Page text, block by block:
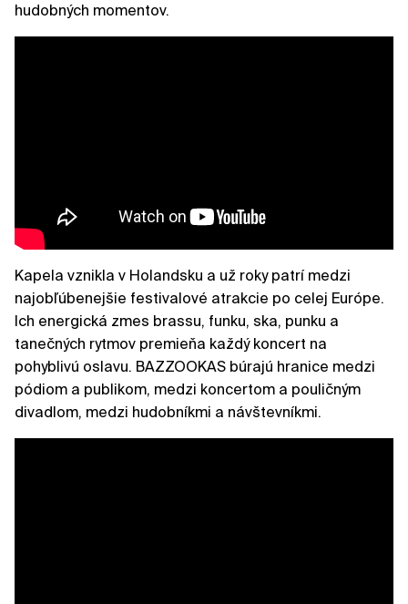
hudobných momentov.
Kapela vznikla v Holandsku a už roky patrí medzi
najobľúbenejšie festivalové atrakcie po celej Európe.
Ich energická zmes brassu, funku, ska, punku a
tanečných rytmov premieňa každý koncert na
pohyblivú oslavu. BAZZOOKAS búrajú hranice medzi
pódiom a publikom, medzi koncertom a pouličným
divadlom, medzi hudobníkmi a návštevníkmi.